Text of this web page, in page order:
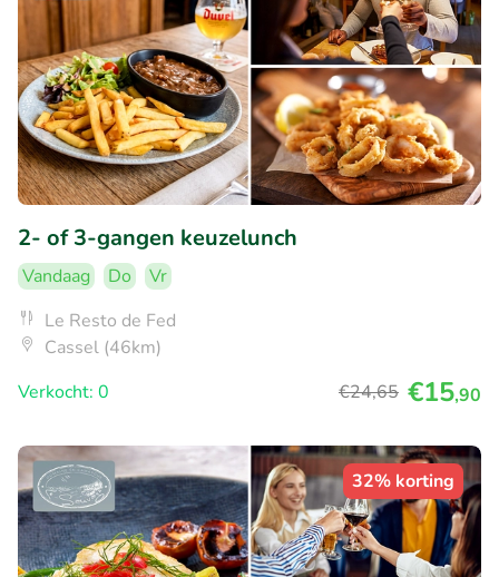
2- of 3-gangen keuzelunch
Vandaag Do
Vr
Le Resto de Fed
Cassel (46km)
Verkocht: 0
€24,65 €15,90
32% korting